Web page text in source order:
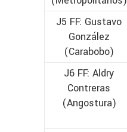
J5 FF: Gustavo
González
(Carabobo)
J6 FF: Aldry
Contreras
(Angostura)